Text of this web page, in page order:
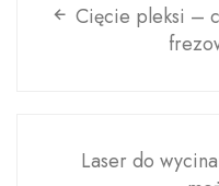
Cięcie pleksi –
Laser do